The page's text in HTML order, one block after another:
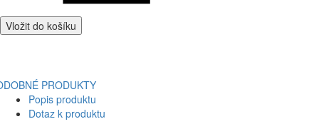
Vložit do košíku
PRODUKTY
Popis produktu
Dotaz k produktu